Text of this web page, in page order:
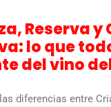
Reserva y
lo que
del vino
diferencias entre